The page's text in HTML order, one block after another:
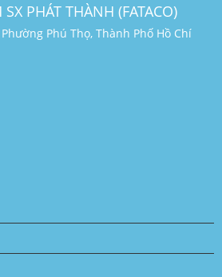
PHÁT THÀNH (FATACO)
Phú Thọ, Thành Phố Hồ Chí